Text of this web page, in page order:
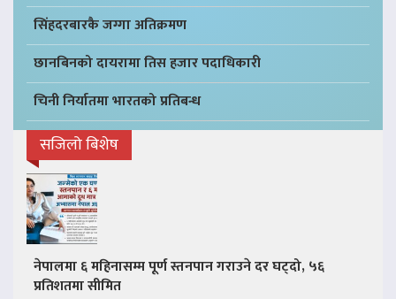
सिंहदरबारकै जग्गा अतिक्रमण
छानबिनको दायरामा तिस हजार पदाधिकारी
चिनी निर्यातमा भारतको प्रतिबन्ध
सजिलो बिशेष
नेपालमा ६ महिनासम्म पूर्ण स्तनपान गराउने दर घट्दो, ५६
प्रतिशतमा सीमित